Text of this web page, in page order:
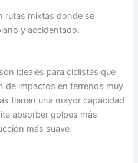
rutas mixtas donde se
y accidentado.
ideales para ciclistas que
de impactos en terrenos muy
tienen una mayor capacidad
absorber golpes más
más suave.